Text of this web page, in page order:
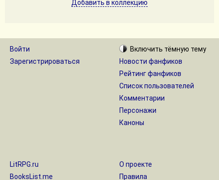
Добавить в коллекцию
Войти
Зарегистрироваться
Включить тёмную тему
Новости фанфиков
Рейтинг фанфиков
Список пользователей
Комментарии
Персонажи
Каноны
LitRPG.ru
BooksList.me
О проекте
Правила